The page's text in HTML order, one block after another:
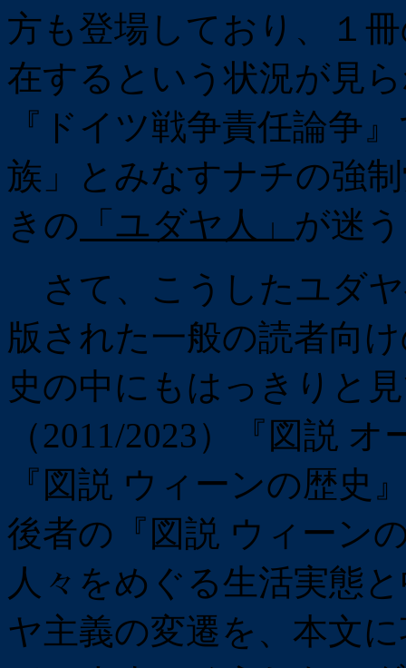
方も登場しており、１
在するという状況が見
『ドイツ戦争責任論争
族」とみなすナチの強
きの 「ユダヤ人」 が迷
さて、こうしたユダ
版された一般の読者向
史の中にもはっきりと
（2011/2023）『図説
『図説 ウィーンの歴史
後者の『図説 ウィーン
人々をめぐる生活実態
ヤ主義の変遷を、本文